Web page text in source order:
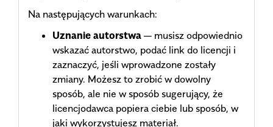
Na następujących warunkach:
Uznanie autorstwa — musisz odpowiednio
wskazać autorstwo, podać link do licencji i
zaznaczyć, jeśli wprowadzone zostały
zmiany. Możesz to zrobić w dowolny
sposób, ale nie w sposób sugerujący, że
licencjodawca popiera ciebie lub sposób, w
jaki wykorzystujesz materiał.